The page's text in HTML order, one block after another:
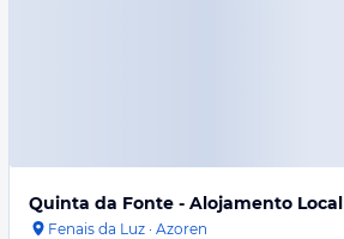
Quinta da Fonte - Alojamento Local
Fenais da Luz · Azoren